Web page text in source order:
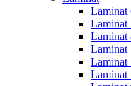
Laminat
Laminat
Laminat
Laminat
Laminat
Laminat